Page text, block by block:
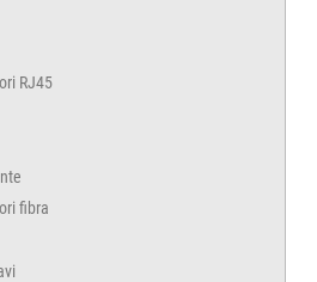
RJ45
fibra